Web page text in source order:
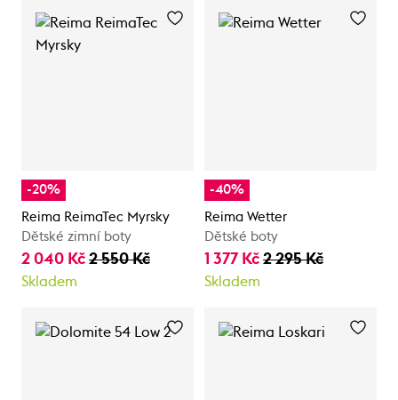
-20%
Reima ReimaTec Myrsky
Dětské zimní boty
2 040 Kč 2 550 Kč
Skladem
-40%
Reima Wetter
Dětské boty
1 377 Kč 2 295 Kč
Skladem